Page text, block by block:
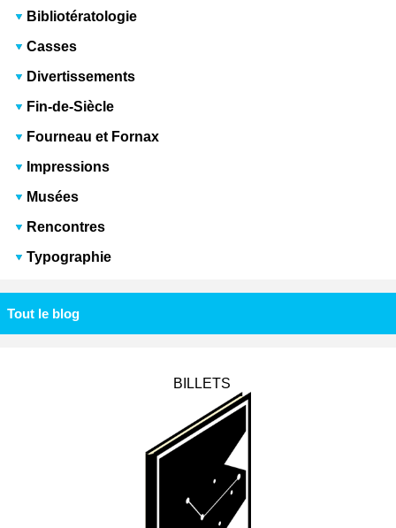
Bibliotératologie
Casses
Divertissements
Fin-de-Siècle
Fourneau et Fornax
Impressions
Musées
Rencontres
Typographie
Tout le blog
BILLETS